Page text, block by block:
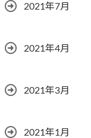
2021年7月
2021年4月
2021年3月
2021年1月